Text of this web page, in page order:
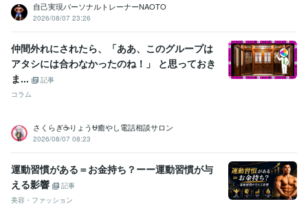
自己実現パーソナルトレーナーNAOTO
2026/08/07 23:26
仲間外れにされたら、「ああ、このグループは
アタシには合わなかったのね！」 と思っておき
ま...
記事
コラム
さくらぎ☕りょう⛎癒やし電話相談サロン
2026/08/07 08:23
運動習慣がある＝お金持ち？ーー運動習慣が与
える影響
記事
美容・ファッション